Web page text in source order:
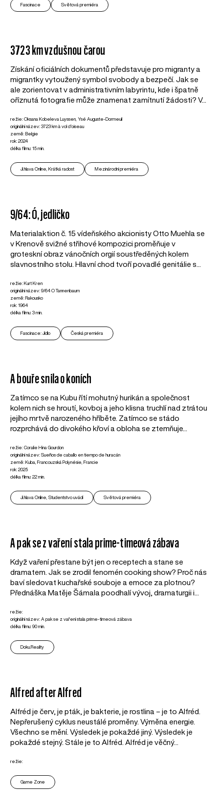
Fascinace Světová premiéra
3723 km vzdušnou čarou
Získání oficiálních dokumentů představuje pro migranty a
migrantky vytoužený symbol svobody a bezpečí. Jak se
ale zorientovat v administrativním labyrintu, kde i špatně
oříznutá fotografie může znamenat zamítnutí žádosti? V...
režie: Oksana Kobeleva Luyssen, Ysé Auguste-Dormeuil
originální název: 3723 km à vol d'oiseau
země: Belgie
rok: 2024
délka filmu: 15 min.
Ji.hlava Online, Krátká radost Mezinárodní premiéra
9/64: Ó, jedličko
Materialaktion č. 15 vídeňského akcionisty Otto Muehla se
v Krenově svižné střihové kompozici proměňuje v
groteskní obraz vánočních orgií soustředěných kolem
slavnostního stolu. Hlavní chod tvoří povadlé genitálie s...
režie: Kurt Kren
originální název: 9/64 O Tannenbaum
země: Rakousko
rok: 1964
délka filmu: 3 min.
Fascinace: Jídlo Česká premiéra
A bouře snila o koních
Zatímco se na Kubu řítí mohutný hurikán a společnost
kolem nich se hroutí, kovboj a jeho klisna truchlí nad ztrátou
jejího mrtvě narozeného hříběte. Zatímco se stádo
rozprchává do divokého křoví a obloha se ztemňuje...
režie: Coralie Hina Gourdon
originální název: Sueños de caballo en tiempo de huracán
země: Kuba, Francouzská Polynésie, Francie
rok: 2025
délka filmu: 22 min.
Ji.hlava Online, Studentstvo uvádí Světová premiéra
A pak se z vaření stala prime-timeová zábava
Když vaření přestane být jen o receptech a stane se
dramatem. Jak se zrodil fenomén cooking show? Proč nás
baví sledovat kuchařské souboje a emoce za plotnou?
Přednáška Matěje Šámala poodhalí vývoj, dramaturgii i...
režie:
originální název: A pak se z vaření stala prime-timeová zábava
délka filmu: 90 min.
Doku.Reality
Alfred after Alfred
Alfréd je červ, je pták, je bakterie, je rostlina – je to Alfréd.
Nepřerušený cyklus neustálé proměny. Výměna energie.
Všechno se mění. Výsledek je pokaždé jiný. Výsledek je
pokaždé stejný. Stále je to Alfréd. Alfréd je věčný...
režie:
Game Zone